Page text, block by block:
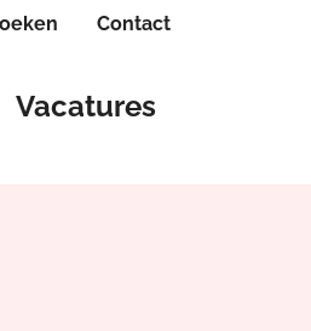
Contact
Vacatures